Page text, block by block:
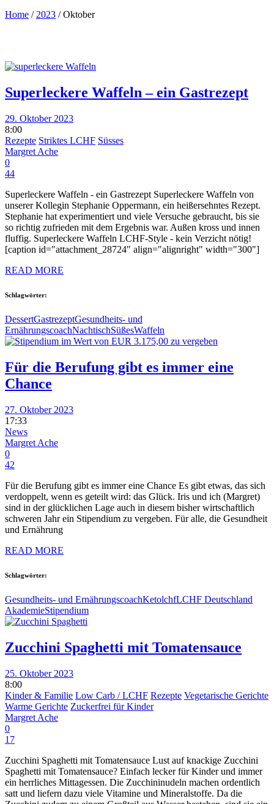
Home / 2023 /Oktober
Superleckere Waffeln – ein Gastrezept
29. Oktober 2023
8:00
Rezepte Striktes LCHF Süsses
Margret Ache
0
44
Superleckere Waffeln - ein Gastrezept Superleckere Waffeln von
unserer Kollegin Stephanie Oppermann, ein heißersehntes Rezept.
Stephanie hat experimentiert und viele Versuche gebraucht, bis sie
so richtig zufrieden mit dem Ergebnis war. Außen kross und innen
fluffig. Superleckere Waffeln LCHF-Style - kein Verzicht nötig!
[caption id="attachment_28724" align="alignright" width="300"]
READ MORE
Schlagwörter:
DessertGastrezeptGesundheits- und
ErnährungscoachNachtischSüßesWaffeln
Für die Berufung gibt es immer eine
Chance
27. Oktober 2023
17:33
News
Margret Ache
0
42
Für die Berufung gibt es immer eine Chance Es gibt etwas, das sich
verdoppelt, wenn es geteilt wird: das Glück. Iris und ich (Margret)
sind in der glücklichen Lage auch in diesem bisher wirtschaftlich
schweren Jahr ein Stipendium zu vergeben. Für alle, die Gesundheit
und Ernährung
READ MORE
Schlagwörter:
Gesundheits- und ErnährungscoachKetolchfLCHF Deutschland
AkademieStipendium
Zucchini Spaghetti mit Tomatensauce
25. Oktober 2023
8:00
Kinder & Familie Low Carb / LCHF Rezepte Vegetarische Gerichte
Warme Gerichte Zuckerfrei für Kinder
Margret Ache
0
17
Zucchini Spaghetti mit Tomatensauce Lust auf knackige Zucchini
Spaghetti mit Tomatensauce? Einfach lecker für Kinder und immer
ein herrliches Mittagessen. Die Zucchininudeln machen ordentlich
satt und liefern dazu viele Vitamine und Mineralstoffe. Da die